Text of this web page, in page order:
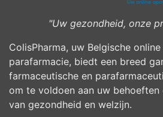
"Uw gezondheid, onze
ColisPharma, uw Belgische
parafarmacie, biedt een breed
farmaceutische en
om te voldoen aan uw behoeften
van gezondheid en welzijn.